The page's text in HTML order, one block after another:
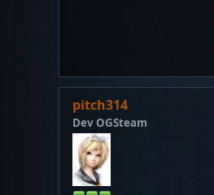
pitch314
Dev OGSteam